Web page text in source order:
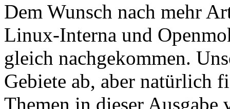
Dem Wunsch nach mehr
Linux-Interna und
gleich nachgekommen.
Gebiete ab, aber natürlich
Themen in dieser Ausgabe